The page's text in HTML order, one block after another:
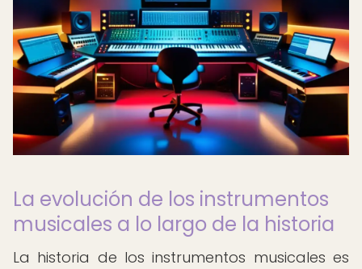
La evolución de los instrumentos
musicales a lo largo de la historia
La historia de los instrumentos musicales es